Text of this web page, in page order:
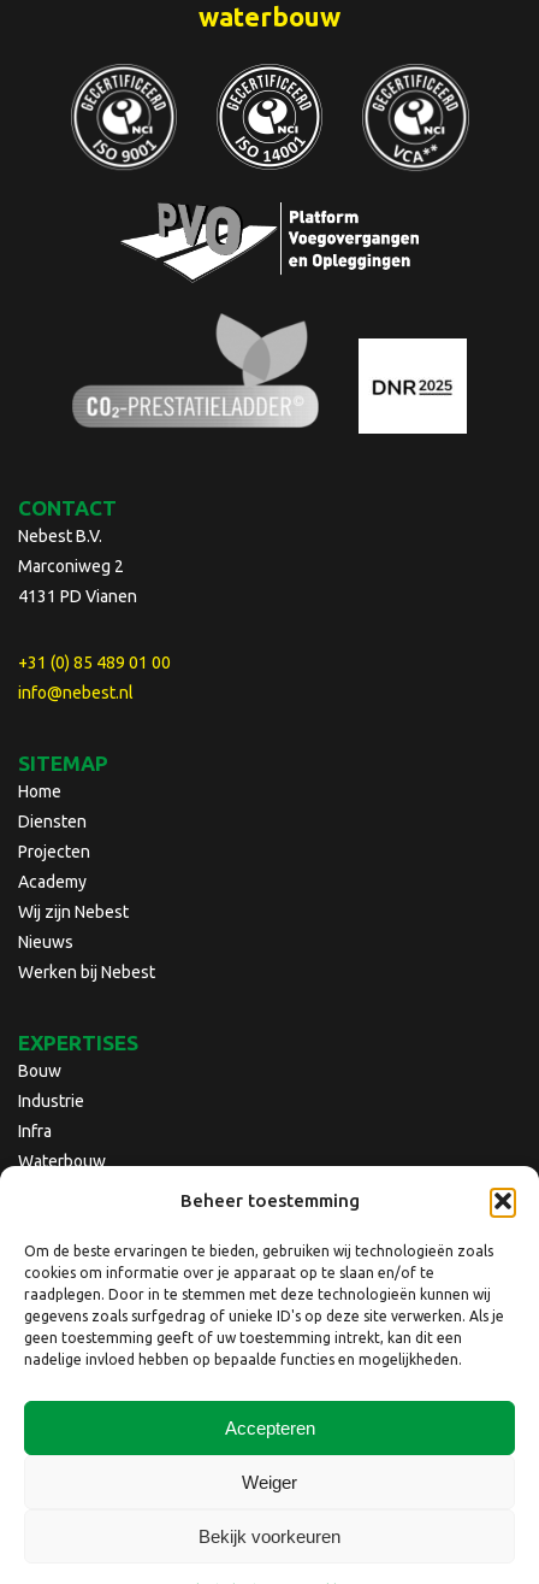
Beheer toestemming
Om de beste ervaringen te bieden, gebruiken wij technologieën zoals
cookies om informatie over je apparaat op te slaan en/of te
raadplegen. Door in te stemmen met deze technologieën kunnen wij
gegevens zoals surfgedrag of unieke ID's op deze site verwerken. Als je
geen toestemming geeft of uw toestemming intrekt, kan dit een
nadelige invloed hebben op bepaalde functies en mogelijkheden.
Accepteren
Weiger
Bekijk voorkeuren
waterbouw
CONTACT
Nebest B.V.
Marconiweg 2
4131 PD Vianen
+31 (0) 85 489 01 00
info@nebest.nl
SITEMAP
Home
Diensten
Projecten
Academy
Wij zijn Nebest
Nieuws
Werken bij Nebest
EXPERTISES
Bouw
Industrie
Infra
Waterbouw
Copyright © 2026 Nebest B.V.
Privacyverklaring